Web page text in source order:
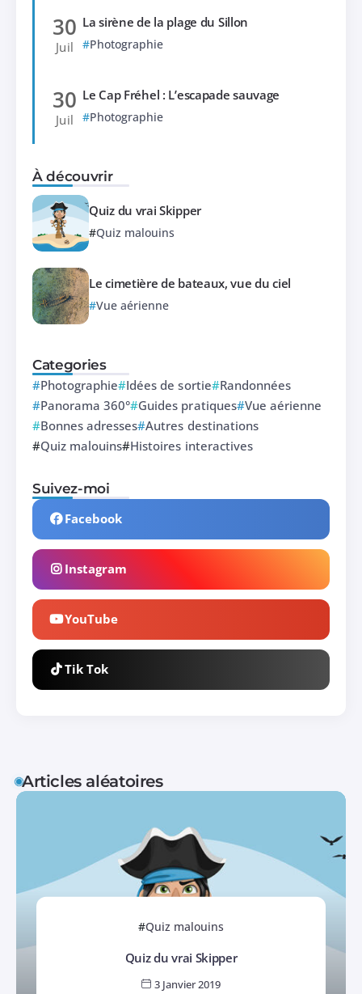
30
Juil
La sirène de la plage du Sillon
Photographie
30
Juil
Le Cap Fréhel : L’escapade sauvage
Photographie
À découvrir
Quiz du vrai Skipper
Quiz malouins
Le cimetière de bateaux, vue du ciel
Vue aérienne
Categories
Photographie Idées de sortie Randonnées
Panorama 360° Guides pratiques Vue aérienne
Bonnes adresses Autres destinations
Quiz malouins Histoires interactives
Suivez-moi
Facebook
Instagram
YouTube
Tik Tok
Articles aléatoires
Quiz malouins
Quiz du vrai Skipper
3 Janvier 2019